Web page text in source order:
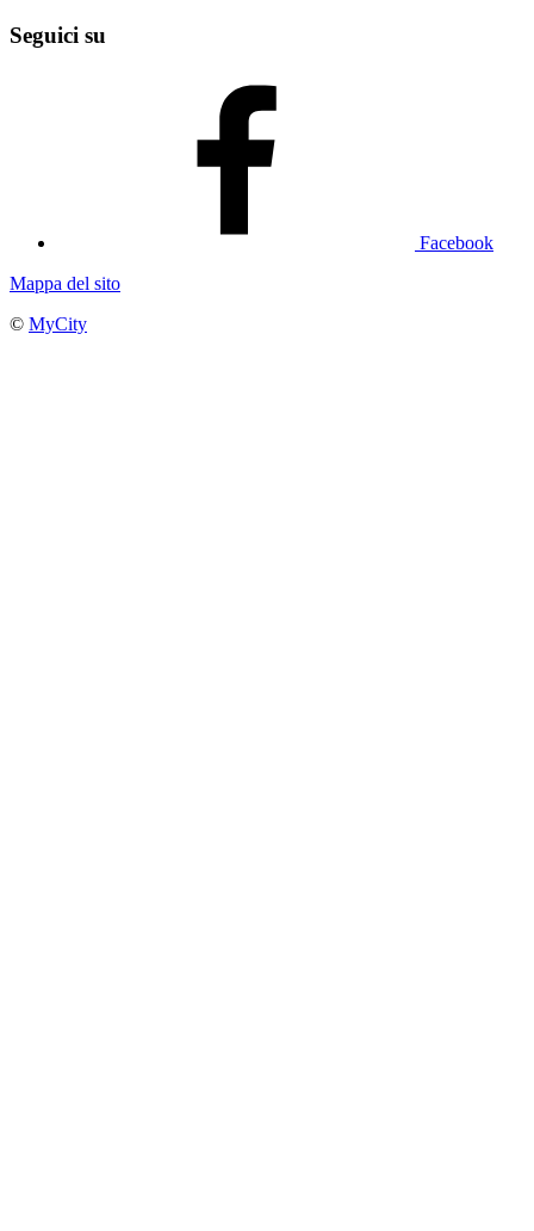
Seguici su
Facebook
Mappa del sito
© MyCity